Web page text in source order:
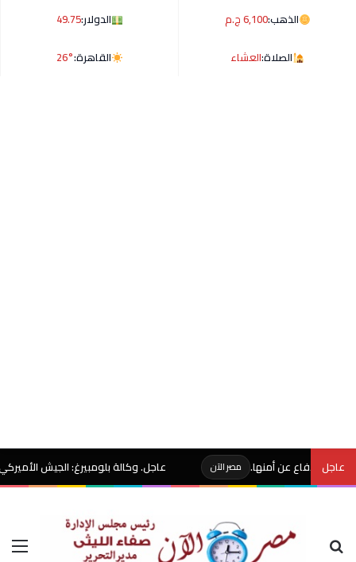
الذهب:6,100 ج.م الدولار:49.75
الصلاة:العشاء القاهرة:26°
عاجلعن أمنها. مصر الآن عاجل. وكالة بلومبيرغ: الجيش الأميركي يخصص 400 مليون دولار لتطوير سلاح يسقط المسيّرات
بحث عن